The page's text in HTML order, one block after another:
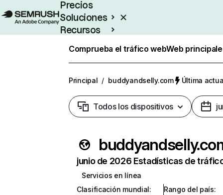
Precios
Soluciones
Recursos
Comprueba el tráfico webWeb
Principal / buddyandselly.com Última
Todos los dispositivos
junio de 2026 Estadísticas de
Servicios en línea
Clasificación mundial:
Rango del país: